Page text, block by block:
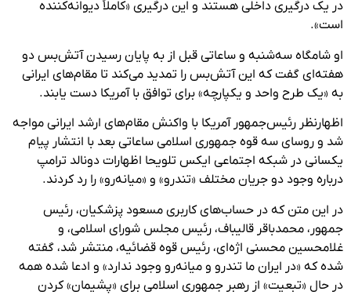
در یک درگیری داخلی هستند و این درگیری «کاملاً دیوانه‌کننده
است».
او شامگاه سه‌شنبه و ساعاتی قبل از به پایان رسیدن آتش‌بس دو
هفته‌ای گفت که این آتش‌بس را تمدید می‌کند تا مقام‌های ایرانی
به «یک طرح واحد و یکپارچه» برای توافق با آمریکا دست یابند.
اظهارنظر رئیس‌جمهور آمریکا با واکنش مقام‌های ارشد ایرانی مواجه
شد و روسای سه قوه جمهوری اسلامی ساعاتی بعد با انتشار پیام
یکسانی در شبکه اجتماعی ایکس تلویحا اظهارات دونالد ترامپ
درباره وجود دو جریان مختلف «تندرو» و «میانه‌رو» را رد کردند.
در این متن که در حساب‌های کاربری مسعود پزشکیان، رئیس
جمهور، محمدباقر قالیباف، رئیس مجلس شورای اسلامی، و
غلامحسین محسنی اژه‌ای، رئیس قوه قضائیه، منتشر شد، گفته
شده که «در ایران ما تندرو و میانه‌رو وجود ندارد» و ادعا شده همه
در حال «تبعیت» از رهبر جمهوری اسلامی برای «پشیمان» کردن